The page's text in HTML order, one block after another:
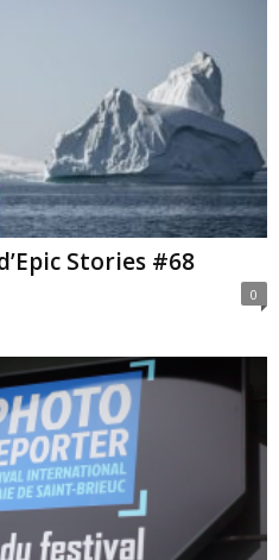
Stories #68
0